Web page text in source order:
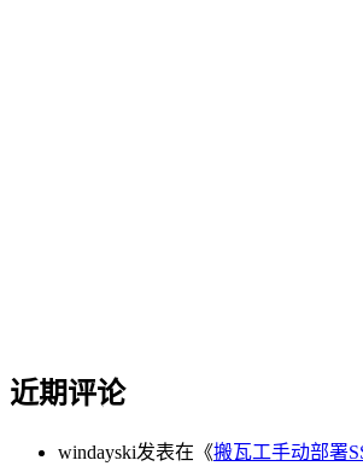
近期评论
windayski发表在《搬瓦工手动部署